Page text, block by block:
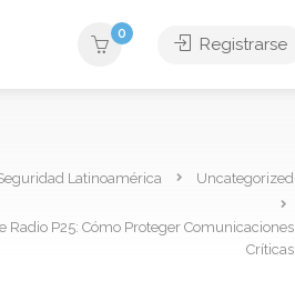
0
Registrarse
Latinoamérica Uncategorized
Radio P25: Cómo Proteger Comunicaciones
Críticas